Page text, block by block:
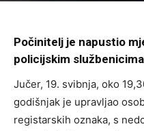
Počinitelj je napustio
policijskim
Jučer, 19. svibnja, oko
godišnjak je upravljao
registarskih oznaka, s